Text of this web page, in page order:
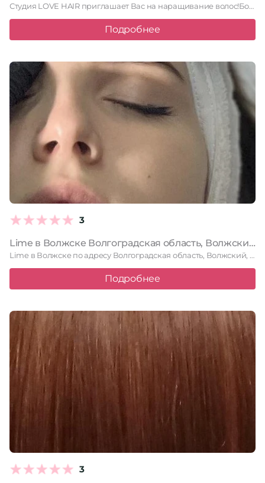
Студия LOVE HAIR приглашает Вас на наращивание волос!Более 12 лет …
Подробнее
3
Lime в Волжске Волгоградская область, Волжский, проспект Ленина, 90ж, 2 этаж
Lime в Волжске по адресу Волгоградская область, Волжский, проспект Ленина, …
Подробнее
3